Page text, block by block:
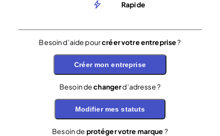
Rapide
Besoin d’aide pourcréer votre entreprise?
Créer mon entreprise
Besoin dechangerd’adresse ?
Modifier mes statuts
Besoin de protéger votre marque ?